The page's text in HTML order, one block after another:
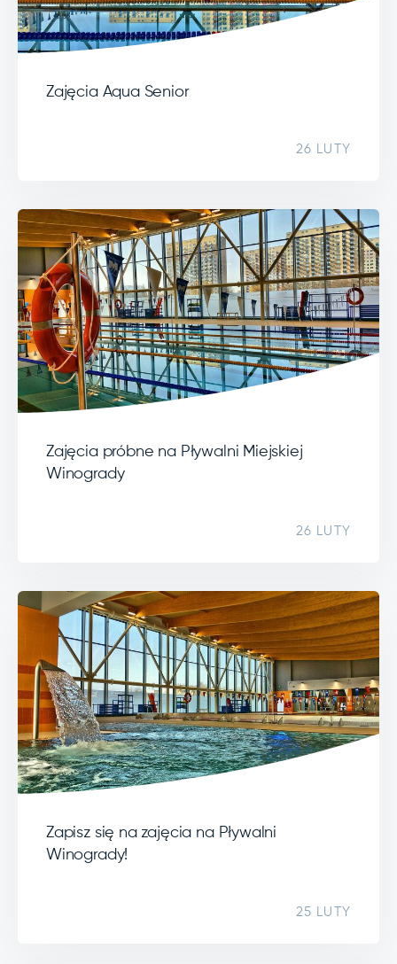
Zajęcia Aqua Senior
26 LUTY
Zajęcia próbne na Pływalni Miejskiej
Winogrady
26 LUTY
Zapisz się na zajęcia na Pływalni
Winogrady!
25 LUTY